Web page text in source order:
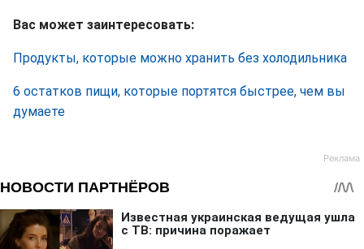
Вас может заинтересовать:
Продукты, которые можно хранить без холодильника
6 остатков пищи, которые портятся быстрее, чем вы
думаете